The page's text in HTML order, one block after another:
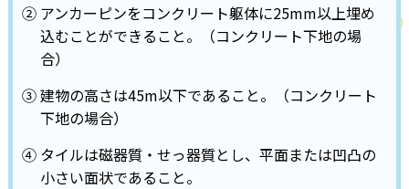
② アンカーピンをコンクリート躯体に25mm以上埋め
込むことができること。
（コンクリート下地の場
合）
③ 建物の高さは45m以下であること。
（コンクリート
下地の場合）
④ タイルは磁器質・せっ器質とし、平面または凹凸の
小さい面状であること。